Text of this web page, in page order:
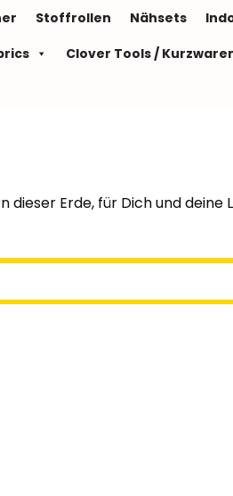
Stoffrollen Nähsets
Clover Tools /
dieser Erde, für Dich und